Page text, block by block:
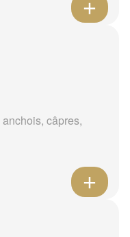
câpres,